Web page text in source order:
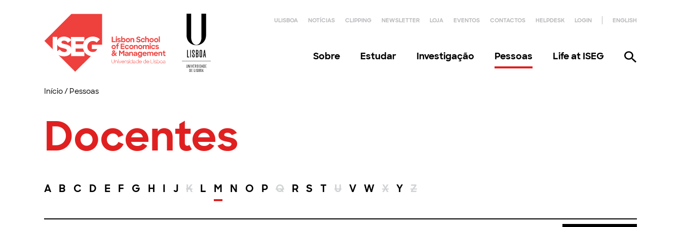
ULISBOA NOTÍCIAS CLIPPING NEWSLETTER LOJA EVENTOS CONTACTOS HELPDESK LOGIN ENGLISH
Sobre Estudar Investigação Pessoas Life at ISEG
Início/ Pessoas
Docentes
A B C D E F G H I J K L M N O P Q R S T U V W X Y Z